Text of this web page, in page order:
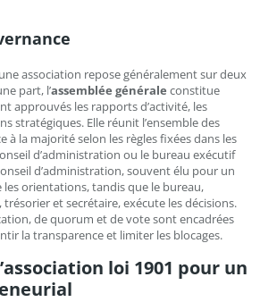
association repose généralement sur deux
part, l’assemblée générale constitue
approuvés les rapports d’activité, les
stratégiques. Elle réunit l’ensemble des
à la majorité selon les règles fixées dans les
d’administration ou le bureau exécutif
d’administration, souvent élu pour un
orientations, tandis que le bureau,
et secrétaire, exécute les décisions.
de quorum et de vote sont encadrées
la transparence et limiter les blocages.
loi 1901 pour un